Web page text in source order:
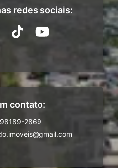
redes sociais:
contato:
2869